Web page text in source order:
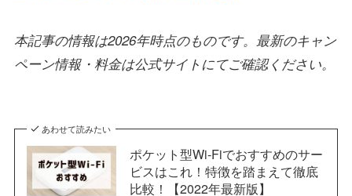
本記事の情報は2026年時点のものです。最新のキャン
ペーン情報・料金は公式サイトにてご確認ください。
あわせて読みたい
ポケット型Wi-Fiでおすすめのサー
ビスはこれ！特徴を踏まえて徹底
比較！【2022年最新版】